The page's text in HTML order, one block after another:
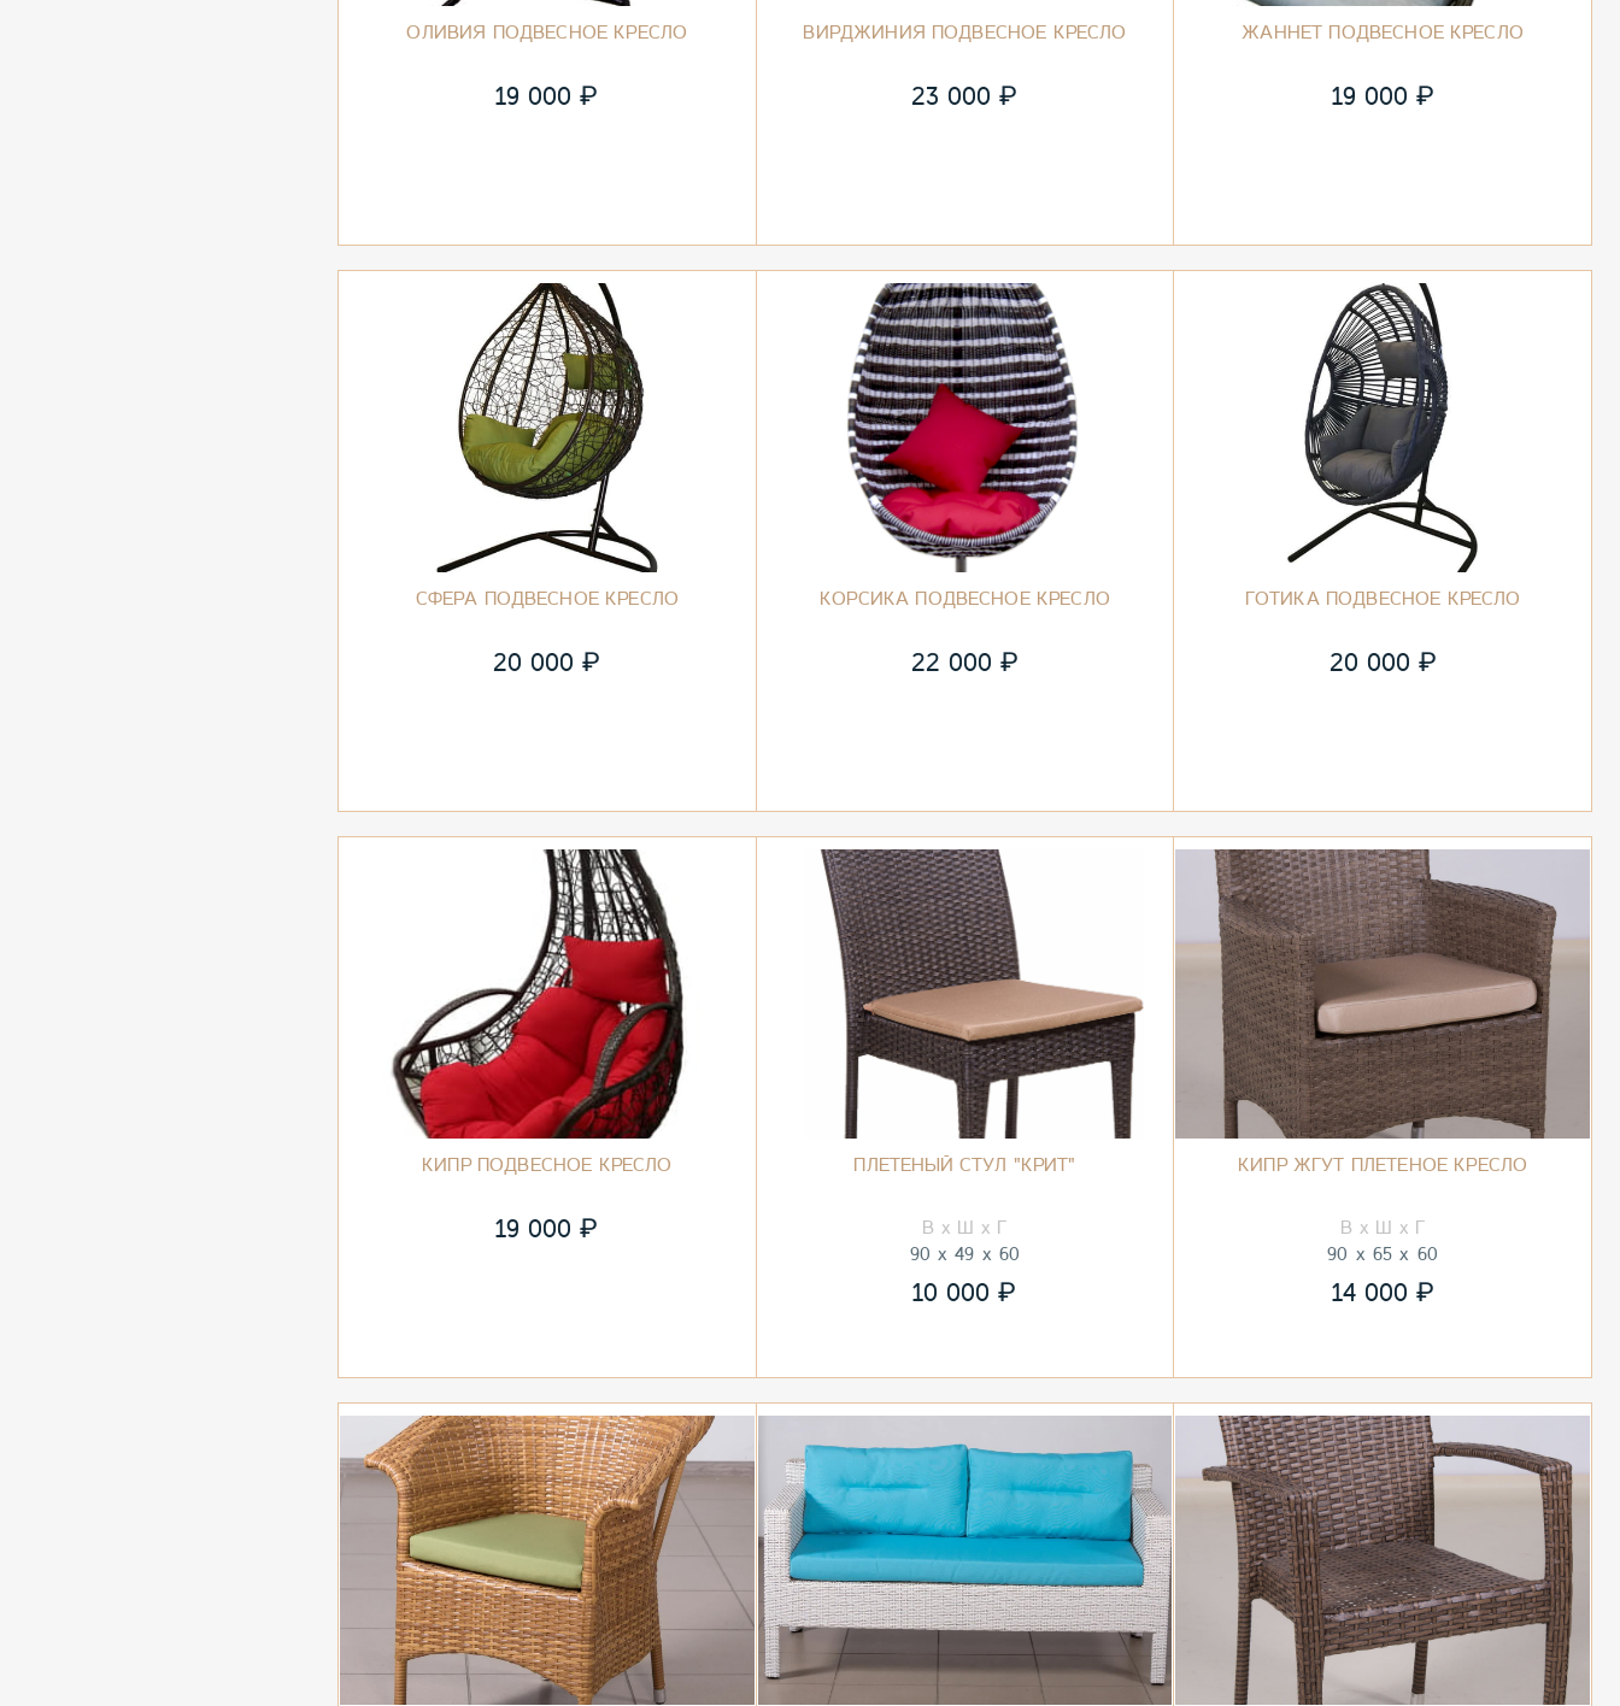
ОЛИВИЯ ПОДВЕСНОЕ КРЕСЛО
19 000₽
ВИРДЖИНИЯ ПОДВЕСНОЕ КРЕСЛО
23 000₽
ЖАННЕТ ПОДВЕСНОЕ КРЕСЛО
19 000 ₽
СФЕРА ПОДВЕСНОЕ КРЕСЛО
20 000₽
КОРСИКА ПОДВЕСНОЕ КРЕСЛО
22 000 ₽
ГОТИКА ПОДВЕСНОЕ КРЕСЛО
20 000 ₽
КИПР ПОДВЕСНОЕ КРЕСЛО
19 000₽
ПЛЕТЕНЫЙ СТУЛ "КРИТ"
90 49 60
10 000₽
КИПР ЖГУТ ПЛЕТЕНОЕ КРЕСЛО
90 65 60
14 000 ₽